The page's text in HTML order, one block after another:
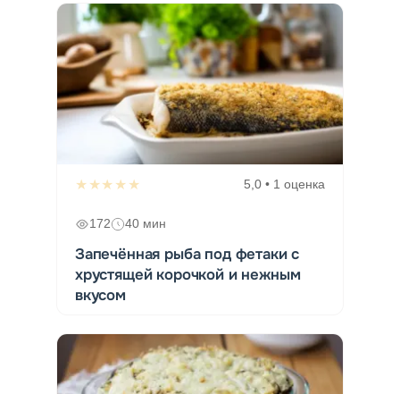
★★★★★ 5,0 • 1 оценка
172 40 мин
Запечённая рыба под фетаки с
хрустящей корочкой и нежным
вкусом